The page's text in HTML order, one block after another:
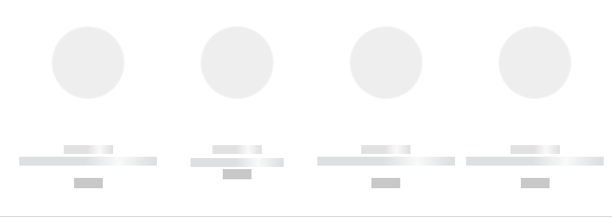
------------
----------- ----------- ----------
------------
----------- -----------
------------
----------- ----------- ----------
------------
----------- ----------- ----------